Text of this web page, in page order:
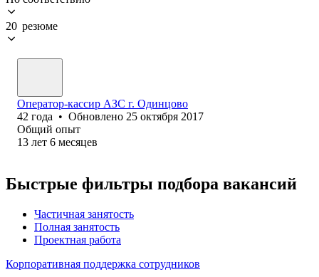
20 резюме
Оператор-кассир‎ АЗС г. Одинцово
42 года • Обновлено 25 октября 2017
Общий опыт
13 лет 6 месяцев
Быстрые фильтры подбора вакансий
Частичная занятость
Полная занятость
Проектная работа
Корпоративная поддержка сотрудников